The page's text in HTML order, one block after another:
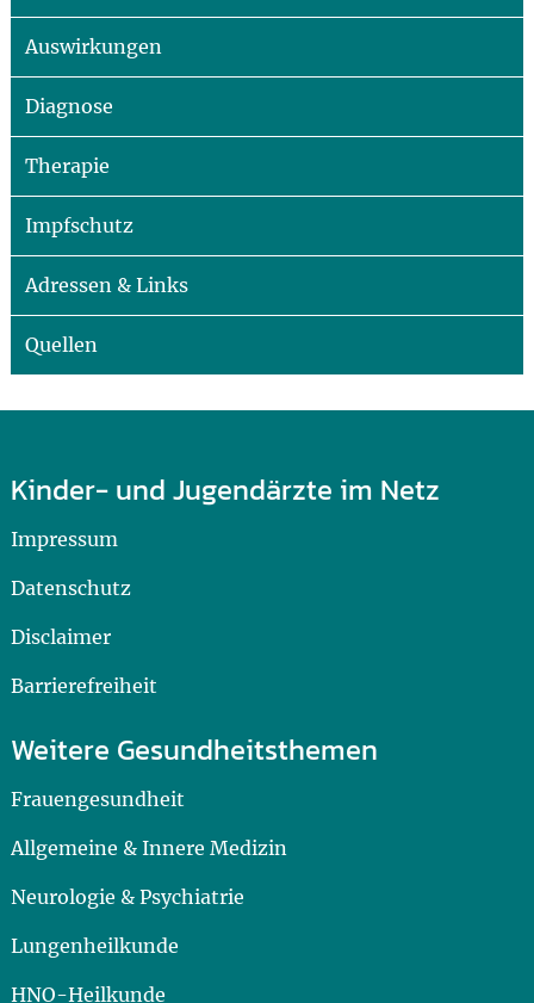
Auswirkungen
Diagnose
Therapie
Impfschutz
Adressen & Links
Quellen
Kinder- und Jugendärzte im Netz
Impressum
Datenschutz
Disclaimer
Barrierefreiheit
Weitere Gesundheitsthemen
Frauengesundheit
Allgemeine & Innere Medizin
Neurologie & Psychiatrie
Lungenheilkunde
HNO-Heilkunde